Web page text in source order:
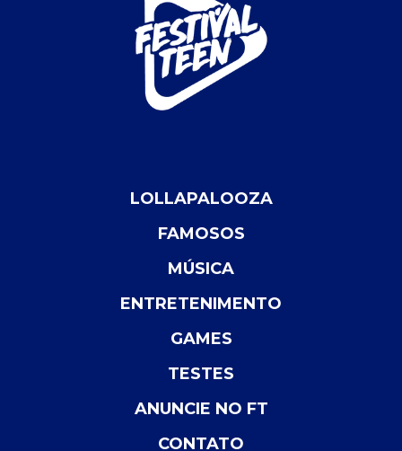
LOLLAPALOOZA
FAMOSOS
MÚSICA
ENTRETENIMENTO
GAMES
TESTES
ANUNCIE NO FT
CONTATO